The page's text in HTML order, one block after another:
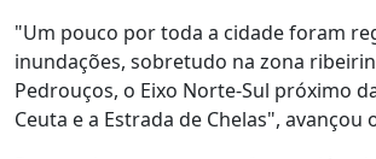
"Um pouco por toda a cidade foram
inundações, sobretudo na zona
Pedrouços, o Eixo Norte-Sul próximo
Ceuta e a Estrada de Chelas", avançou